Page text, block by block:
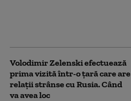
Volodimir Zelenski efectuează
prima vizită într-o țară care are
relații strânse cu Rusia. Când
va avea loc